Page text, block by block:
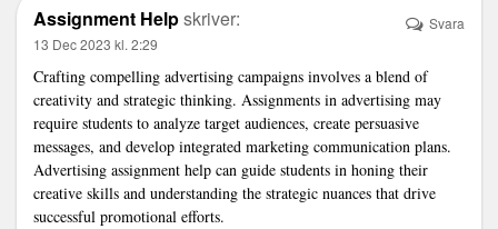
Assignment Helpskriver:
13 Dec 2023 kl. 2:29
Crafting compelling advertising campaigns involves a blend of
creativity and strategic thinking. Assignments in advertising may
require students to analyze target audiences, create persuasive
messages, and develop integrated marketing communication plans.
Advertising assignment help can guide students in honing their
creative skills and understanding the strategic nuances that drive
successful promotional efforts.
Svara